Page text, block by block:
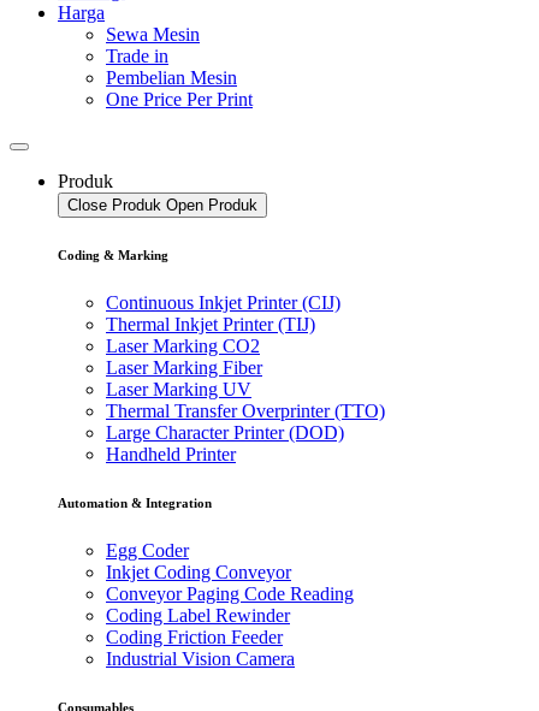
Harga
Sewa Mesin
Trade in
Pembelian Mesin
One Price Per Print
Produk
Close Produk Open Produk
Coding & Marking
Continuous Inkjet Printer (CIJ)
Thermal Inkjet Printer (TIJ)
Laser Marking CO2
Laser Marking Fiber
Laser Marking UV
Thermal Transfer Overprinter (TTO)
Large Character Printer (DOD)
Handheld Printer
Automation & Integration
Egg Coder
Inkjet Coding Conveyor
Conveyor Paging Code Reading
Coding Label Rewinder
Coding Friction Feeder
Industrial Vision Camera
Consumables